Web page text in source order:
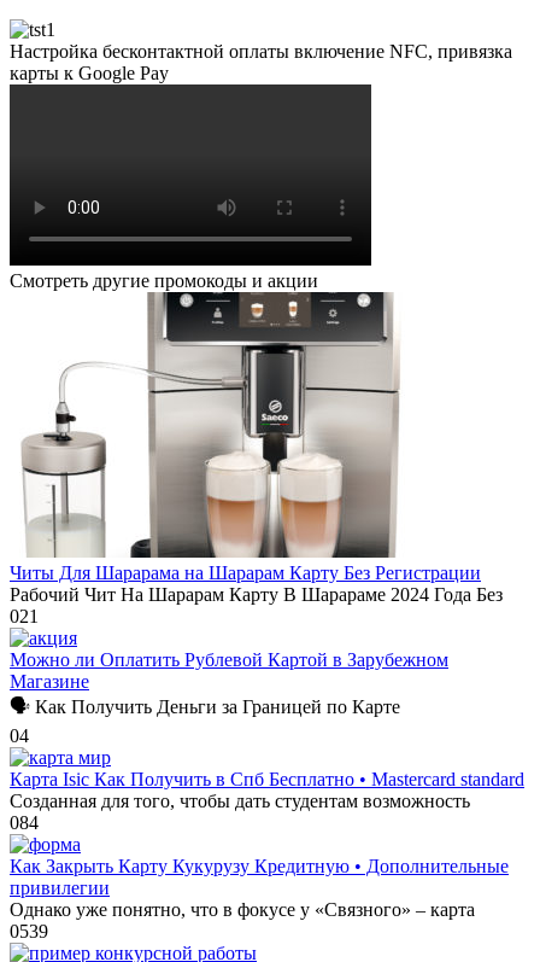
Настройка бесконтактной оплаты включение NFC, привязка
карты к Google Pay
Смотреть другие промокоды и акции
Читы Для Шарарама на Шарарам Карту Без Регистрации
Рабочий Чит На Шарарам Карту В Шарараме 2024 Года Без
021
Можно ли Оплатить Рублевой Картой в Зарубежном
Магазине
🗣 Как Получить Деньги за Границей по Карте
04
Карта Isic Как Получить в Спб Бесплатно • Mastercard standard
Созданная для того, чтобы дать студентам возможность
084
Как Закрыть Карту Кукурузу Кредитную • Дополнительные
привилегии
Однако уже понятно, что в фокусе у «Связного» – карта
0539